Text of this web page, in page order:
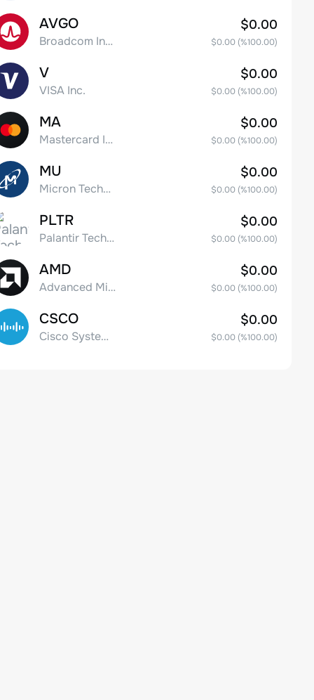
AVGO
Broadcom Inc. Common Stock
$0.00
$0.00(%100.00)
V
VISA Inc.
$0.00
$0.00(%100.00)
MA
Mastercard Incorporated
$0.00
$0.00(%100.00)
MU
Micron Technology, Inc.
$0.00
$0.00(%100.00)
PLTR
Palantir Technologies Inc. Class A Common Stock
$0.00
$0.00(%100.00)
AMD
Advanced Micro Devices
$0.00
$0.00(%100.00)
CSCO
Cisco Systems, Inc. Common Stock (DE)
$0.00
$0.00(%100.00)